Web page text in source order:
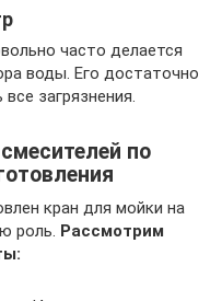
часто делается
воды. Его достаточно
загрязнения.
по
кран для мойки на
роль. Рассмотрим